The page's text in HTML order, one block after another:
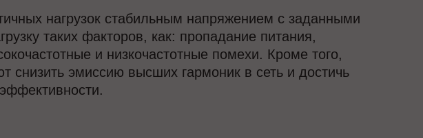
нагрузок стабильным напряжением с заданными
таких факторов, как: пропадание питания,
и низкочастотные помехи. Кроме того,
эмиссию высших гармоник в сеть и достичь